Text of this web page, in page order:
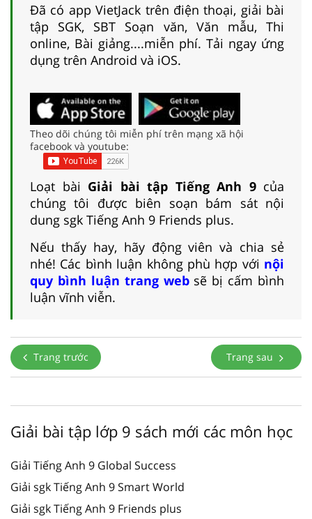
Đã có app VietJack trên điện thoại, giải bài
tập SGK, SBT Soạn văn, Văn mẫu, Thi
online, Bài giảng....miễn phí. Tải ngay ứng
dụng trên Android và iOS.
Theo dõi chúng tôi miễn phí trên mạng xã hội
facebook và youtube:
Loạt bài Giải bài tập Tiếng Anh 9của
chúng tôi được biên soạn bám sát nội
dung sgk Tiếng Anh 9 Friends plus.
Nếu thấy hay, hãy động viên và chia sẻ
nhé! Các bình luận không phù hợp với nội
quy bình luận trang websẽ bị cấm bình
luận vĩnh viễn.
Trang trước Trang sau
Giải bài tập lớp 9 sách mới các môn học
Giải Tiếng Anh 9 Global Success
Giải sgk Tiếng Anh 9 Smart World
Giải sgk Tiếng Anh 9 Friends plus